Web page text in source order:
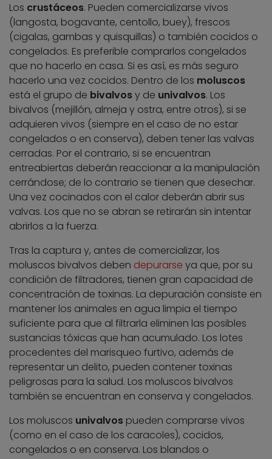
Los crustáceos. Pueden comercializarse vivos
(langosta, bogavante, centollo, buey), frescos
(cigalas, gambas y quisquillas) o también cocidos o
congelados. Es preferible comprarlos congelados
que no hacerlo en casa. Si es así, es más seguro
hacerlo una vez cocidos. Dentro de los moluscos
está el grupo de bivalvosy de univalvos. Los
bivalvos (mejillón, almeja y ostra, entre otros), si se
adquieren vivos (siempre en el caso de no estar
congelados o en conserva), deben tener las valvas
cerradas. Por el contrario, si se encuentran
entreabiertas deberán reaccionar a la manipulación
cerrándose; de lo contrario se tienen que desechar.
Una vez cocinados con el calor deberán abrir sus
valvas. Los que no se abran se retirarán sin intentar
abrirlos a la fuerza.
Tras la captura y, antes de comercializar, los
moluscos bivalvos deben depurarse ya que, por su
condición de filtradores, tienen gran capacidad de
concentración de toxinas. La depuración consiste en
mantener los animales en agua limpia el tiempo
suficiente para que al filtrarla eliminen las posibles
sustancias tóxicas que han acumulado. Los lotes
procedentes del marisqueo furtivo, además de
representar un delito, pueden contener toxinas
peligrosas para la salud. Los moluscos bivalvos
también se encuentran en conserva y congelados.
Los moluscos univalvos pueden comprarse vivos
(como en el caso de los caracoles), cocidos,
congelados o en conserva. Los blandos o